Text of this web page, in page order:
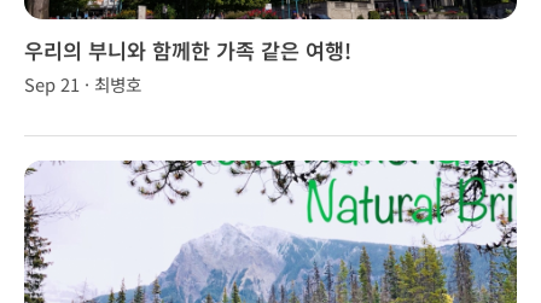
우리의 부니와 함께한 가족 같은 여행!
Sep 21 · 최병호